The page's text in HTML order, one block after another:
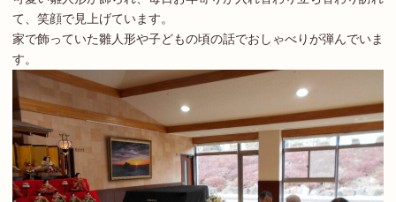
て、笑顔で見上げています。
家で飾っていた雛人形や子どもの頃の話でおしゃべりが弾んでいま
す。